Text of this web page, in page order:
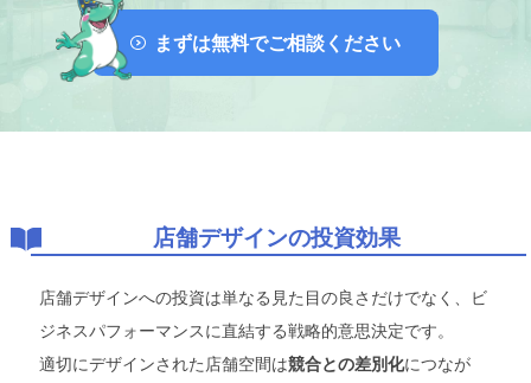
まずは無料でご相談ください
店舗デザインの投資効果
店舗デザインへの投資は単なる見た目の良さだけでなく、ビ
ジネスパフォーマンスに直結する戦略的意思決定です。
適切にデザインされた店舗空間は競合との差別化につなが